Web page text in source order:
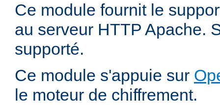
Ce module fournit le
au serveur HTTP Apache.
supporté.
Ce module s'appuie sur
le moteur de chiffrement.